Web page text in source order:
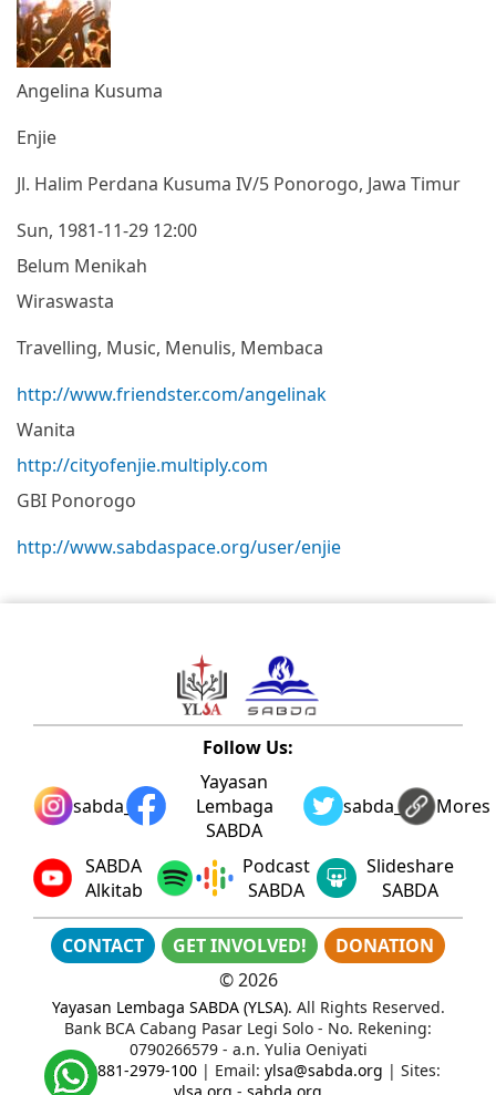
Angelina Kusuma
Enjie
Jl. Halim Perdana Kusuma IV/5 Ponorogo, Jawa Timur
Sun, 1981-11-29 12:00
Belum Menikah
Wiraswasta
Travelling, Music, Menulis, Membaca
http://www.friendster.com/angelinak
Wanita
http://cityofenjie.multiply.com
GBI Ponorogo
http://www.sabdaspace.org/user/enjie
Follow Us:
sabda_ylsa
Yayasan
Lembaga
SABDA
sabda_ylsaMores
SABDA
Alkitab
Podcast
SABDA
Slideshare
SABDA
CONTACT GET INVOLVED!
DONATION
©2026
Yayasan Lembaga SABDA (YLSA). All Rights Reserved.
Bank BCA Cabang Pasar Legi Solo - No. Rekening:
0790266579 - a.n. Yulia Oeniyati
WA:0881-2979-100| Email: ylsa@sabda.org | Sites:
ylsa.org - sabda.org